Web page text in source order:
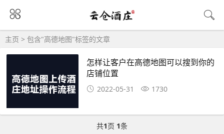
主页 > 包含"高德地图"标签的文章
怎样让客户在高德地图可以搜到你的
店铺位置
2022-05-31 1730
共1页 1条